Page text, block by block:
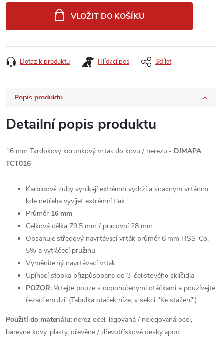
VLOŽIT DO KOŠÍKU
Dotaz k produktu Hlídací pes Sdílet
Popis produktu
Detailní popis produktu
16 mm Tvrdokový korunkový vrták do kovu / nerezu - DIMAPA
TCT016
Karbidové zuby vynikají extrémní výdrží a snadným vrtáním
kde netřeba vyvíjet extrémní tlak
Průměr 16 mm
Celková délka 79.5 mm / pracovní 28 mm
Obsahuje středový navrtávací vrták průměr 6 mm HSS-Co.
5% a vytláčecí pružinu
Vyměnitelný navrtávací vrták
Upínací stopka přizpůsobena do 3-čelisťového sklíčidla
POZOR: Vrtejte pouze s doporučenými otáčkami a používejte
řezací emulzi! (Tabulka otáček níže, v sekci "Ke stažení")
Použití do materiálu: nerez ocel, legovaná / nelegovaná ocel,
barevné kovy, plasty, dřevěné / dřevotřískové desky apod.